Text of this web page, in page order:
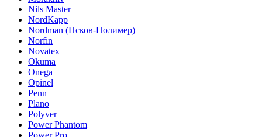
Nils Master
NordKapp
Nordman (Псков-Полимер)
Norfin
Novatex
Okuma
Onega
Opinel
Penn
Plano
Polyver
Power Phantom
Power Pro